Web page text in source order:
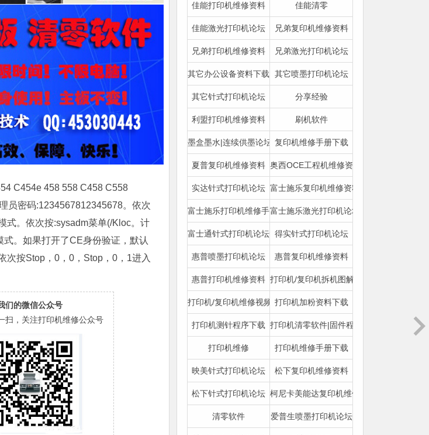
C454e 458 558 C458 C558
员密码:1234567812345678。依次
式。依次按:sysadm菜单(/Kloc。计
。如果打开了CE身份验证，默认
次按Stop，0，0，Stop，0，1进入
们的微信公众号
扫，关注打印机维修公众号
佳能打印机维修资料 佳能清零
佳能激光打印机论坛 兄弟复印机维修资料
兄弟打印机维修资料 兄弟激光打印机论坛
其它办公设备资料下载 其它喷墨打印机论坛
其它针式打印机论坛 分享经验
利盟打印机维修资料 刷机软件
墨盒墨水|连续供墨论坛 复印机维修手册下载
夏普复印机维修资料 奥西OCE工程机维修资料
实达针式打印机论坛 富士施乐复印机维修资料
富士施乐打印机维修手册富士施乐激光打印机论坛
富士通针式打印机论坛 得实针式打印机论坛
惠普喷墨打印机论坛 惠普复印机维修资料
惠普打印机维修资料 打印机/复印机拆机图解下载
打印机/复印机维修视频|图文教程打印机加粉资料下载
打印机测针程序下载 打印机清零软件|固件程序下载
打印机维修 打印机维修手册下载
映美针式打印机论坛 松下复印机维修资料
松下针式打印机论坛 柯尼卡美能达复印机维修资料
清零软件 爱普生喷墨打印机论坛